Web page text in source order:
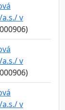
v
v
v